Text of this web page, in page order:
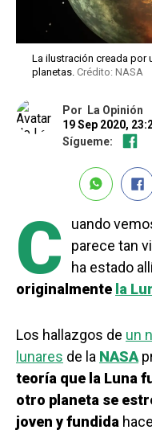
La ilustración creada por
planetas. Crédito: NASA
Por
La Opinión
19 Sep 2020,
Sígueme:
C
uando
parece tan
ha estado
originalmente la
Los hallazgos de un
lunares de la NASA
teoría que la Luna
otro planeta se
joven y fundida